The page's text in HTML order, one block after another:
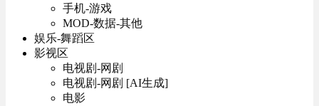
手机-游戏
MOD-数据-其他
娱乐-舞蹈区
影视区
电视剧-网剧
电视剧-网剧 [AI生成]
电影